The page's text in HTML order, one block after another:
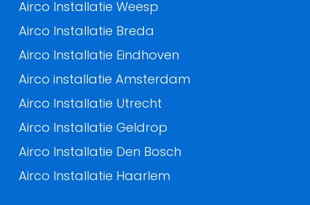
Airco Installatie Weesp
Airco Installatie Breda
Airco Installatie Eindhoven
Airco installatie Amsterdam
Airco Installatie Utrecht
Airco Installatie Geldrop
Airco Installatie Den Bosch
Airco Installatie Haarlem